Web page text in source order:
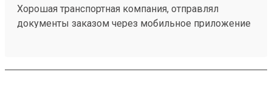
Хорошая транспортная компания, отправлял
документы заказом через мобильное приложение